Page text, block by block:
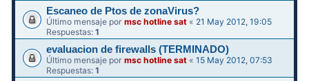
Escaneo de Ptos de zonaVirus?
Último mensaje pormsc hotline sat « 21 May 2012, 19:05
Respuestas:1
evaluacion de firewalls (TERMINADO)
Último mensaje pormsc hotline sat «15 May 2012, 07:53
Respuestas:1